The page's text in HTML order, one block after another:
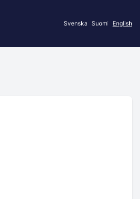
Svenska Suomi English